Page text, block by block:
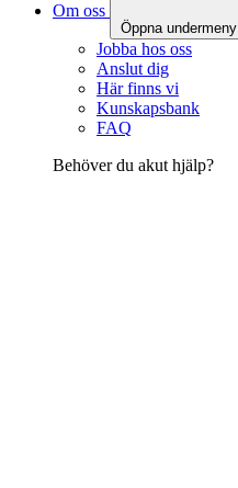
Om oss
Öppna undermeny
Jobba hos oss
Anslut dig
Här finns vi
Kunskapsbank
FAQ
Behöver du akut hjälp?